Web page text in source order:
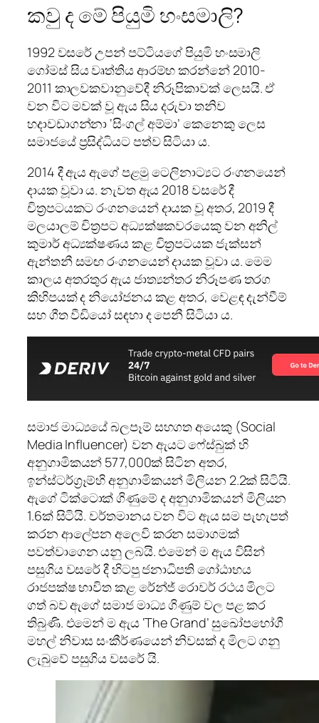
කවු ද මේ පියුමි හංසමාලි?
1992 වසරේ උපන් පට්ටියගේ පියුමි හංසමාලි
ගෝමස් සිය වෘත්තිය ආරම්භ කරන්නේ 2010-
2011 කාලවකවානුවේදී නිරූපිකාවක් ලෙසයි. ඒ
වන විට මවක් වූ ඇය සිය දරුවා තනිව
හදාවඩාගන්නා ‘සිංගල් අම්මා’ කෙනෙකු ලෙස
සමාජයේ ප්‍රසිද්ධියට පත්ව සිටියා ය.
2014 දී ඇය ඇගේ පළමු ටෙලිනාට්‍යට රංගනයෙන්
දායක වූවා ය. නැවත ඇය 2018 වසරේ දී
චිත්‍රපටයකට රංගනයෙන් දායක වූ අතර, 2019 දී
මලයාලම් චිත්‍රපට අධ්‍යක්ෂකවරයෙකු වන අනිල්
කුමාර් අධ්‍යක්ෂණය කළ චිත්‍රපටයක ජැක්සන්
ඇන්තනී සමඟ රංගනයෙන් දායක වූවා ය. මෙම
කාලය අතරතුර ඇය ජාත්‍යන්තර නිරූපණ තරග
කිහිපයක් ද නියෝජනය කළ අතර, වෙළඳ දැන්වීම්
සහ ගීත වීඩියෝ සඳහා ද පෙනී සිටියා ය.
සමාජ මාධ්‍යයේ බලපෑම් සහගත අයෙකු (Social
Media Influencer) වන ඇයට ෆේස්බුක් හි
අනුගාමිකයන් 577,000ක් සිටින අතර,
ඉන්ස්ටර්ග්‍රෑම්හි අනුගාමිකයන් මිලියන 2.2ක් සිටියි.
ඇගේ ටික්ටොක් ගිණුමේ ද අනුගාමිකයන් මිලියන
1.6ක් සිටියි. වර්තමානය වන විට ඇය සම පැහැපත්
කරන ආලේපන අලෙවි කරන සමාගමක්
පවත්වාගෙන යනු ලබයි. එමෙන් ම ඇය විසින්
පසුගිය වසරේ දී හිටපු ජනාධිපති ගෝඨාභය
රාජපක්ෂ භාවිත කළ රේන්ජ් රොවර් රථය මිලට
ගත් බව ඇගේ සමාජ මාධ්‍ය ගිණුම් වල පළ කර
තිබුණි. එමෙන් ම ඇය ‘The Grand’ සුඛෝපභෝගී
මහල් නිවාස සංකීර්ණයෙන් නිවසක් ද මිලට ගනු
ලැබුවේ පසුගිය වසරේ යි.